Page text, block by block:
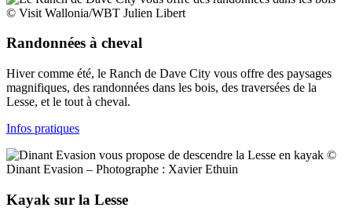
© Visit Wallonia/WBT Julien Libert
Randonnées à cheval
Hiver comme été, le Ranch de Dave City vous offre des paysages
magnifiques, des randonnées dans les bois, des traversées de la
Lesse, et le tout à cheval.
Infos pratiques
©
Dinant Evasion – Photographe : Xavier Ethuin
Kayak sur la Lesse